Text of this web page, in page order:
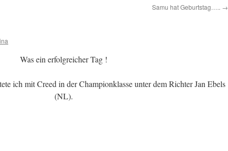
Samu hat Geburtstag….. →
Was ein erfolgreicher Tag !
ich mit Creed in der Championklasse unter dem Richter Jan Ebels
(NL).